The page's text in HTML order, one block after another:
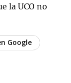
la UCO no
Google